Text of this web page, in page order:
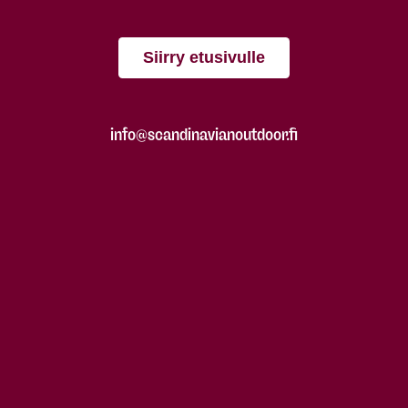
Siirry etusivulle
info@scandinavianoutdoor.fi